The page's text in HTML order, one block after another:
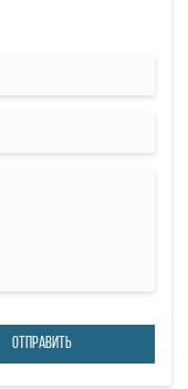
ОТПРАВИТЬ